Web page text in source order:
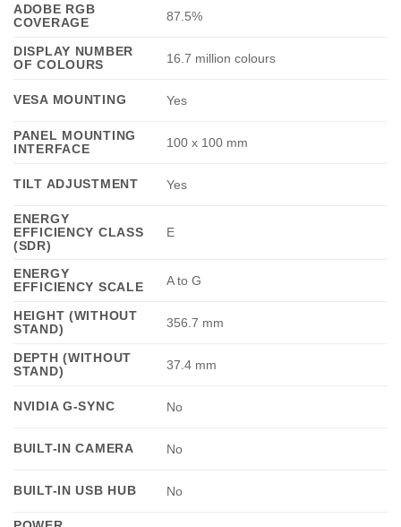
ADOBE RGB
COVERAGE
87.5%
DISPLAY NUMBER
OF COLOURS
16.7 million colours
VESA MOUNTING Yes
PANEL MOUNTING
INTERFACE
100 x 100 mm
TILT ADJUSTMENT Yes
ENERGY
EFFICIENCY CLASS
(SDR)
E
ENERGY
EFFICIENCY SCALE
A to G
HEIGHT (WITHOUT
STAND)
356.7 mm
DEPTH (WITHOUT
STAND)
37.4 mm
NVIDIA G-SYNC No
BUILT-IN CAMERA No
BUILT-IN USB HUB No